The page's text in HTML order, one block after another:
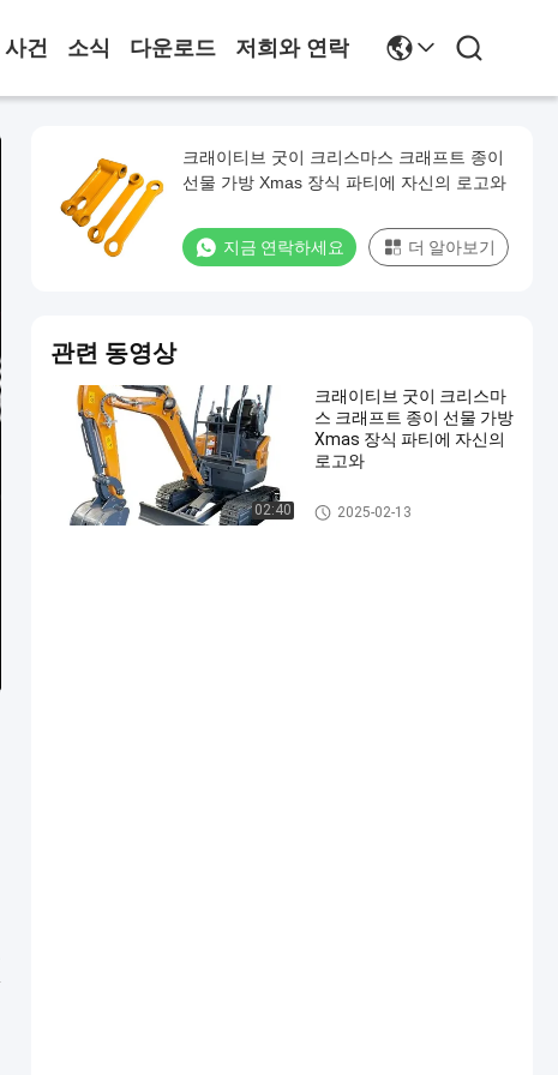
사건 소식 다운로드 저희와 연락
크래이티브 굿이 크리스마스 크래프트 종이
선물 가방 Xmas 장식 파티에 자신의 로고와
지금 연락하세요 더 알아보기
관련 동영상
02:40
크래이티브 굿이 크리스마
스 크래프트 종이 선물 가방
Xmas 장식 파티에 자신의
로고와
스틸 페인트 키일
2025-02-13